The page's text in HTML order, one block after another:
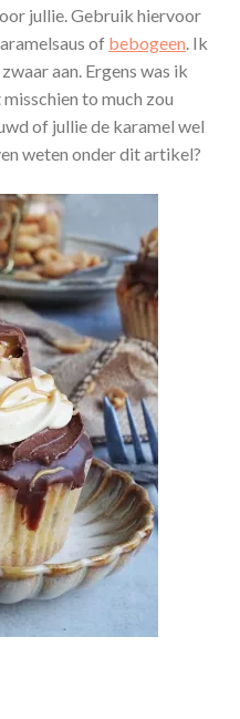
jullie. Gebruik hiervoor
of bebogeen. Ik
aan. Ergens was ik
to much zou
of jullie de karamel wel
weten onder dit artikel?